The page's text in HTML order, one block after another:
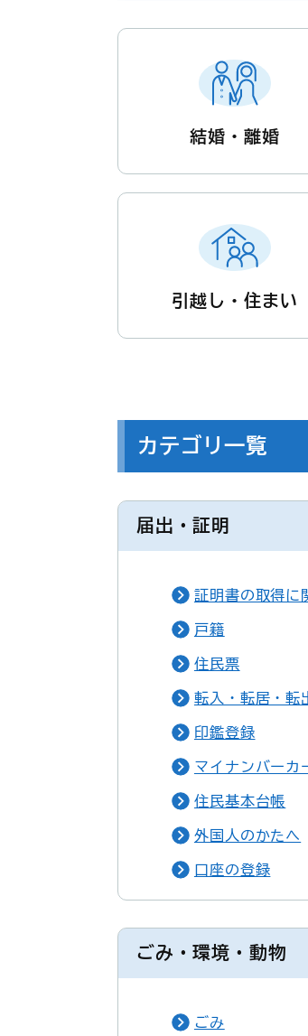
結婚・離婚
引越し・住まい
カテゴリ一覧
届出・証明
証明書の取得に
戸籍
住民票
転入・転居・転
印鑑登録
マイナンバーカ
住民基本台帳
外国人のかたへ
口座の登録
ごみ・環境・動物
ごみ